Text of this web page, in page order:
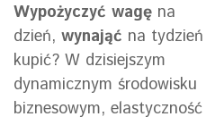
Wypożyczyć wagę na
dzień, wynająć na
kupić? W dzisiejszym
dynamicznym środowisku
biznesowym,